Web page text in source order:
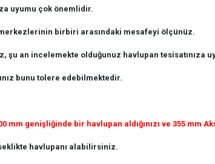
uyumu çok önemlidir.
birbiri arasındaki mesafeyi ölçünüz.
şu an incelemekte olduğunuz havlupan tesisatınıza
bunu tolere edebilmektedir.
mm genişliğinde bir havlupan aldığınızı ve 355
havlupanı alabilirsiniz.